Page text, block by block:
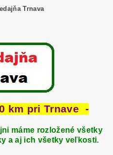
Trnava
km pri Trnave -
máme rozložené všetky
a aj ich všetky veľkosti.